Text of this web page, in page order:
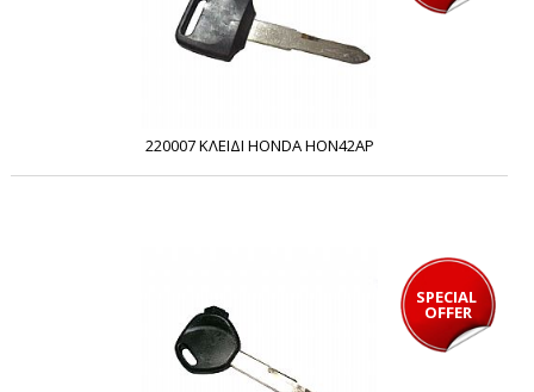
220007 ΚΛΕΙΔΙ HONDA HON42AP
SPECIAL
OFFER